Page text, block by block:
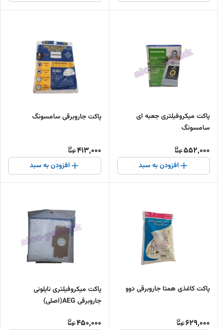
پاکت میکروفیلتری جعبه ای
سامسونگ
552,000
افزودن به سبد
پاکت جاروبرقی سامسونگ
413,000
افزودن به سبد
پاکت کاغذی همتا جاروبرقی دوو
629,000
پاکت میکروفیلتری نایلونی
جاروبرقی AEG(اصلی)
450,000